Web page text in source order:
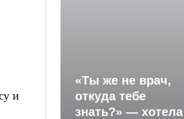
и
«Ты же не врач,
откуда тебе
знать?» — хотела